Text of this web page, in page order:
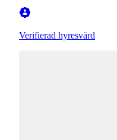
Verifierad hyresvärd